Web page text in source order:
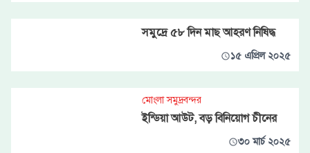
সমুদ্রে ৫৮ দিন মাছ আহরণ নিষিদ্ধ
১৫ এপ্রিল ২০২৫
মোংলা সমুদ্রবন্দর
ইন্ডিয়া আউট, বড় বিনিয়োগ চীনের
৩০ মার্চ ২০২৫